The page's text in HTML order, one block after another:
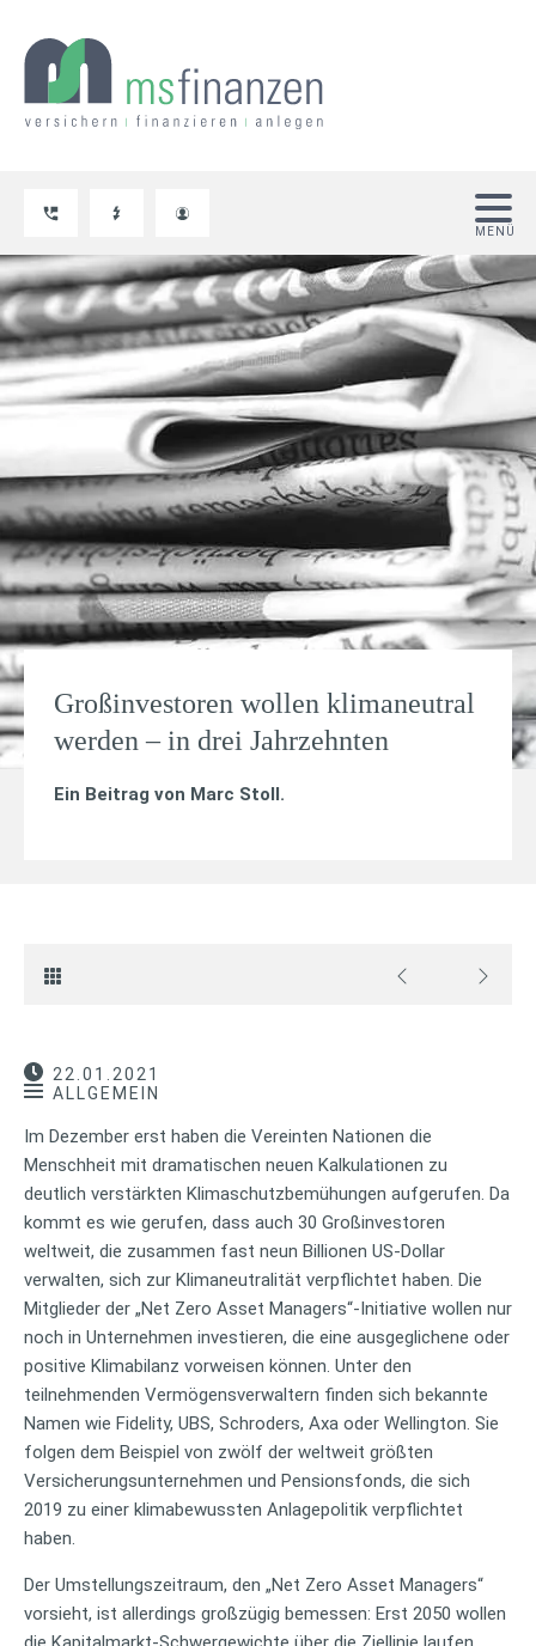
Großinvestoren wollen klimaneutral
werden – in drei Jahrzehnten
Ein Beitrag von Marc Stoll.
22.01.2021
ALLGEMEIN
Im Dezember erst haben die Vereinten Nationen die
Menschheit mit dramatischen neuen Kalkulationen zu
deutlich verstärkten Klimaschutzbemühungen aufgerufen. Da
kommt es wie gerufen, dass auch 30 Großinvestoren
weltweit, die zusammen fast neun Billionen US-Dollar
verwalten, sich zur Klimaneutralität verpflichtet haben. Die
Mitglieder der „Net Zero Asset Managers“-Initiative wollen nur
noch in Unternehmen investieren, die eine ausgeglichene oder
positive Klimabilanz vorweisen können. Unter den
teilnehmenden Vermögensverwaltern finden sich bekannte
Namen wie Fidelity, UBS, Schroders, Axa oder Wellington. Sie
folgen dem Beispiel von zwölf der weltweit größten
Versicherungsunternehmen und Pensionsfonds, die sich
2019 zu einer klimabewussten Anlagepolitik verpflichtet
haben.
Der Umstellungszeitraum, den „Net Zero Asset Managers“
vorsieht, ist allerdings großzügig bemessen: Erst 2050 wollen